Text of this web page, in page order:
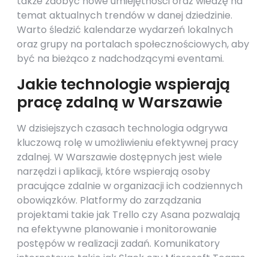
temat aktualnych trendów w danej dziedzinie.
Warto śledzić kalendarze wydarzeń lokalnych
oraz grupy na portalach społecznościowych, aby
być na bieżąco z nadchodzącymi eventami.
Jakie technologie wspierają
pracę zdalną w Warszawie
W dzisiejszych czasach technologia odgrywa
kluczową rolę w umożliwieniu efektywnej pracy
zdalnej. W Warszawie dostępnych jest wiele
narzędzi i aplikacji, które wspierają osoby
pracujące zdalnie w organizacji ich codziennych
obowiązków. Platformy do zarządzania
projektami takie jak Trello czy Asana pozwalają
na efektywne planowanie i monitorowanie
postępów w realizacji zadań. Komunikatory